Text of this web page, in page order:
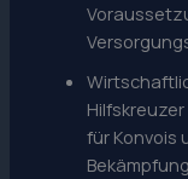
für Konvois